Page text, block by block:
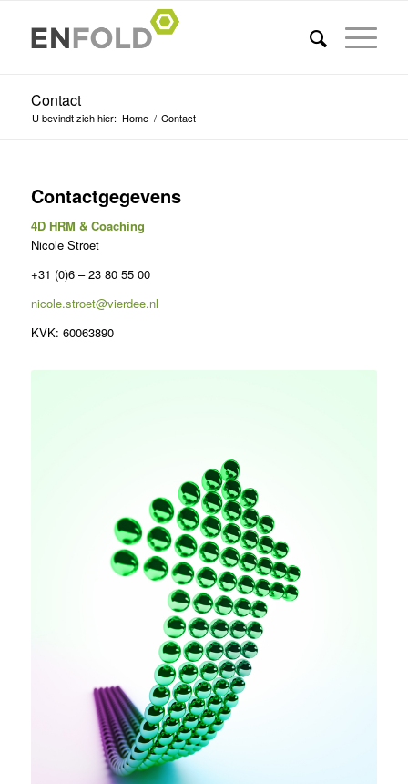
Contact
U bevindt zich hier: Home / Contact
Contactgegevens
4D HRM & Coaching
Nicole Stroet
+31 (0)6 – 23 80 55 00
nicole.stroet@vierdee.nl
KVK: 60063890